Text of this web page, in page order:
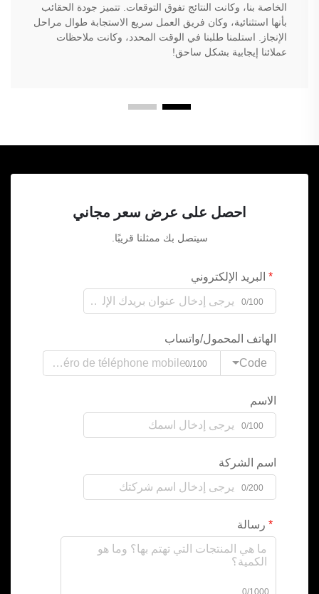
الخاصة بنا، وكانت النتائج تفوق التوقعات. تتميز جودة الحقائب
بأنها استثنائية، وكان فريق العمل سريع الاستجابة طوال مراحل
الإنجاز. استلمنا طلبنا في الوقت المحدد، وكانت ملاحظات
عملائنا إيجابية بشكل ساحق!
احصل على عرض سعر مجاني
سيتصل بك ممثلنا قريبًا.
البريد الإلكتروني
0/100
الهاتف المحمول/واتساب
Code
0/100
الاسم
0/100
اسم الشركة
0/200
رسالة
0/1000